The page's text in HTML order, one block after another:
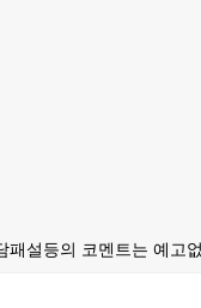
패설등의 코멘트는 예고